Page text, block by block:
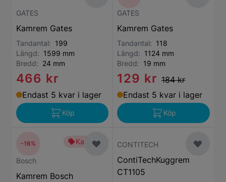
GATES
Kamrem Gates
Tandantal: 199
Längd: 1599 mm
Bredd: 24 mm
466 kr
Endast 5 kvar i lager
Köp
GATES
Kamrem Gates
Tandantal: 118
Längd: 1124 mm
Bredd: 19 mm
129 kr 184 kr
Endast 5 kvar i lager
Köp
Kampanj
Bosch
Kamrem Bosch
-16% CONTITECH
ContiTechKuggrem
CT1105